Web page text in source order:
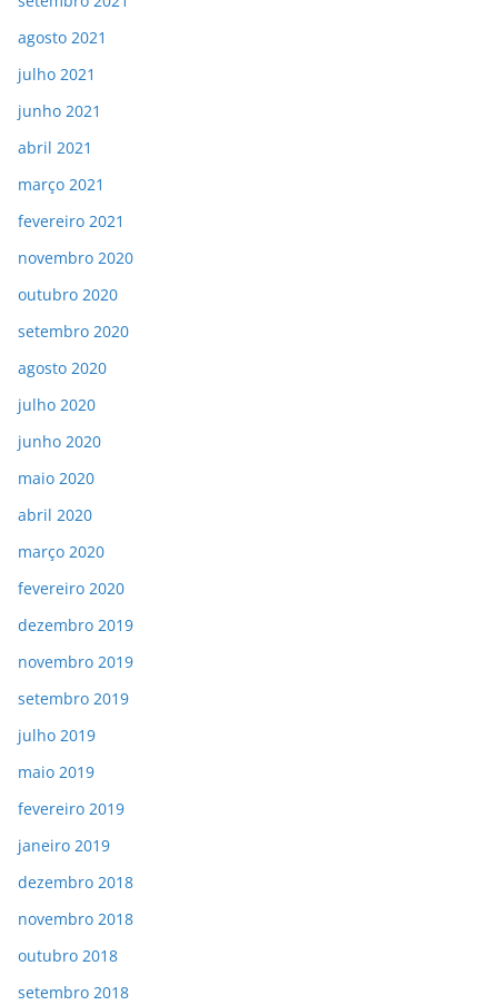
agosto 2021
julho 2021
junho 2021
abril 2021
março 2021
fevereiro 2021
novembro 2020
outubro 2020
setembro 2020
agosto 2020
julho 2020
junho 2020
maio 2020
abril 2020
março 2020
fevereiro 2020
dezembro 2019
novembro 2019
setembro 2019
julho 2019
maio 2019
fevereiro 2019
janeiro 2019
dezembro 2018
novembro 2018
outubro 2018
setembro 2018